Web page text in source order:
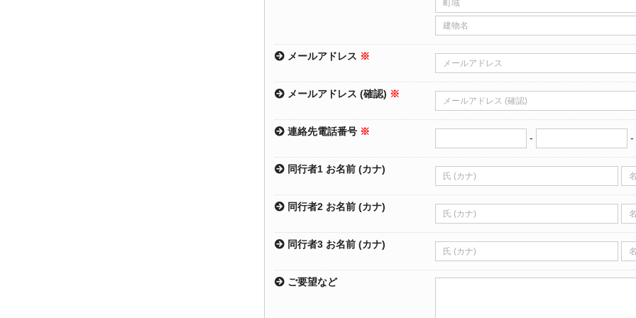
メールアドレス ※
メールアドレス (確認) ※
連絡先電話番号 ※
- -
同行者1 お名前 (カナ)
同行者2 お名前 (カナ)
同行者3 お名前 (カナ)
ご要望など